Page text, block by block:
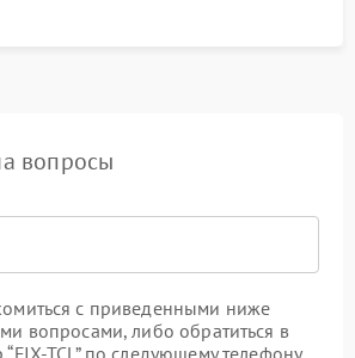
вопросы
с приведенными ниже
вопросами, либо обратиться в
TCL” по следующему телефону